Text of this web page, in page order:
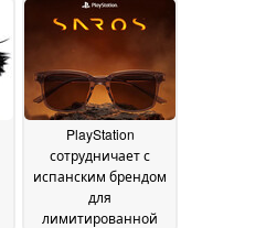
PlayStation
сотрудничает с
испанским брендом
для
лимитированной